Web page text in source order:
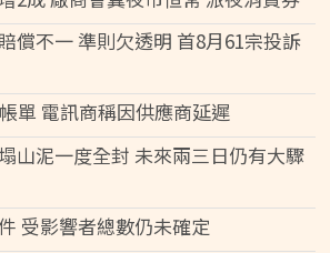
償不一 準則欠透明 首8月61宗投訴
單 電訊商稱因供應商延遲
山泥一度全封 未來兩三日仍有大驟
受影響者總數仍未確定